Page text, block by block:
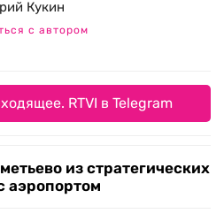
Кукин
с автором
RTVI в Telegram
из стратегических
аэропортом